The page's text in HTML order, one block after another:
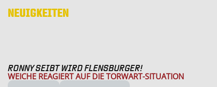
NEUIGKEITEN
RONNY SEIBT WIRD FLENSBURGER!
WEICHE REAGIERT AUF DIE TORWART-SITUATION